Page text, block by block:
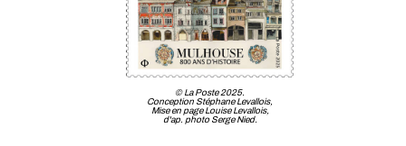
© La Poste 2025.
Conception Stéphane Levallois,
Mise en page Louise Levallois,
d'ap. photo Serge Nied.